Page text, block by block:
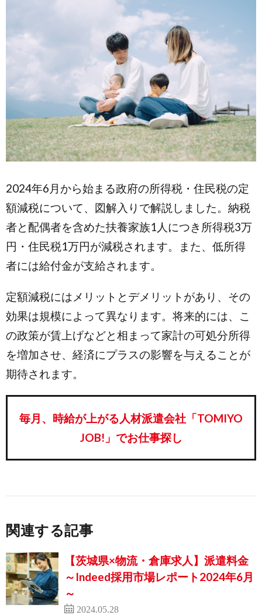
2024年6月から始まる政府の所得税・住民税の定
額減税について、図解入りで解説しました。納税
者と配偶者を含めた扶養家族1人につき所得税3万
円・住民税1万円が減税されます。また、低所得
者には給付金が支給されます。
定額減税にはメリットとデメリットがあり、その
効果は規模によって異なります。将来的には、こ
の政策が賃上げなどと相まって家計の可処分所得
を増加させ、経済にプラスの影響を与えることが
期待されます。
毎月、時給が上がる人材派遣会社「TOMIYO
JOB!」でお仕事探し
関連する記事
【茨城県×物流・倉庫求人】派遣料金
～Indeed採用市場レポート2024年6月
～
2024.05.28